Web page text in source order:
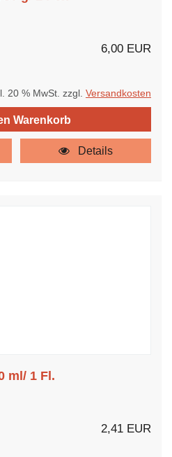
6,00 EUR
20 % MwSt. zzgl. Versandkosten
Warenkorb
Details
ml/ 1 Fl.
2,41 EUR